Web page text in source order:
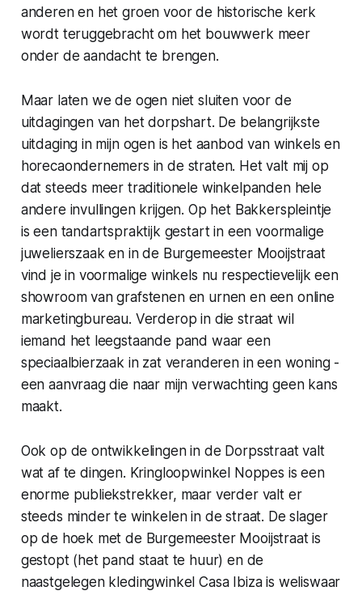
anderen en het groen voor de historische kerk
wordt teruggebracht om het bouwwerk meer
onder de aandacht te brengen.
Maar laten we de ogen niet sluiten voor de
uitdagingen van het dorpshart. De belangrijkste
uitdaging in mijn ogen is het aanbod van winkels en
horecaondernemers in de straten. Het valt mij op
dat steeds meer traditionele winkelpanden hele
andere invullingen krijgen. Op het Bakkerspleintje
is een tandartspraktijk gestart in een voormalige
juwelierszaak en in de Burgemeester Mooijstraat
vind je in voormalige winkels nu respectievelijk een
showroom van grafstenen en urnen en een online
marketingbureau. Verderop in die straat wil
iemand het leegstaande pand waar een
speciaalbierzaak in zat veranderen in een woning -
een aanvraag die naar mijn verwachting geen kans
maakt.
Ook op de ontwikkelingen in de Dorpsstraat valt
wat af te dingen. Kringloopwinkel Noppes is een
enorme publiekstrekker, maar verder valt er
steeds minder te winkelen in de straat. De slager
op de hoek met de Burgemeester Mooijstraat is
gestopt (het pand staat te huur) en de
naastgelegen kledingwinkel Casa Ibiza is weliswaar